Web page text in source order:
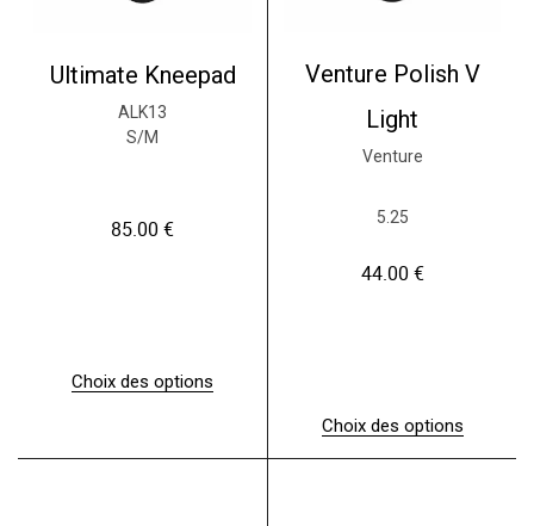
Ultimate Kneepad
ALK13
S/M
85.00 €
Choix des options
r
Venture Polish V
Light
Venture
5.25
44.00 €
Choix des options